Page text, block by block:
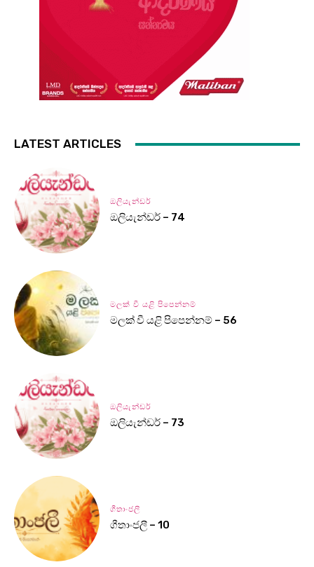
LATEST ARTICLES
ඔලියැන්ඩර්
ඔලියැන්ඩර් – 74
මලක් වී යළි පිපෙන්නම්
මලක් වී යළි පිපෙන්නම් – 56
ඔලියැන්ඩර්
ඔලියැන්ඩර් – 73
ගීතාංජලී
ගීතාංජලී – 10